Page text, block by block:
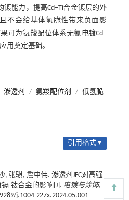
镀能力，提高Cd–Ti合金镀层的外
不会给基体氢脆性带来负面影
可为氨羧配位体系无氰电镀Cd–
用奠定基础。
渗透剂 / 氨羧配位剂 / 低氢脆
引用格式 ▾
, 张骐, 詹中伟. 渗透剂JFC对高强
-钛合金的影响[J]. 电镀与涂饰,
j.1004-227x.2024.05.001